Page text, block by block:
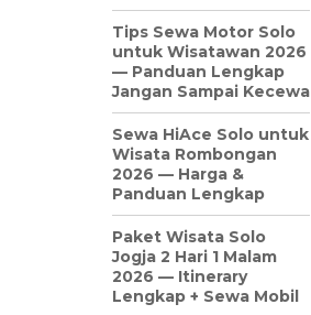
Tips Sewa Motor Solo
untuk Wisatawan 2026
— Panduan Lengkap
Jangan Sampai Kecewa
Sewa HiAce Solo untuk
Wisata Rombongan
2026 — Harga &
Panduan Lengkap
Paket Wisata Solo
Jogja 2 Hari 1 Malam
2026 — Itinerary
Lengkap + Sewa Mobil